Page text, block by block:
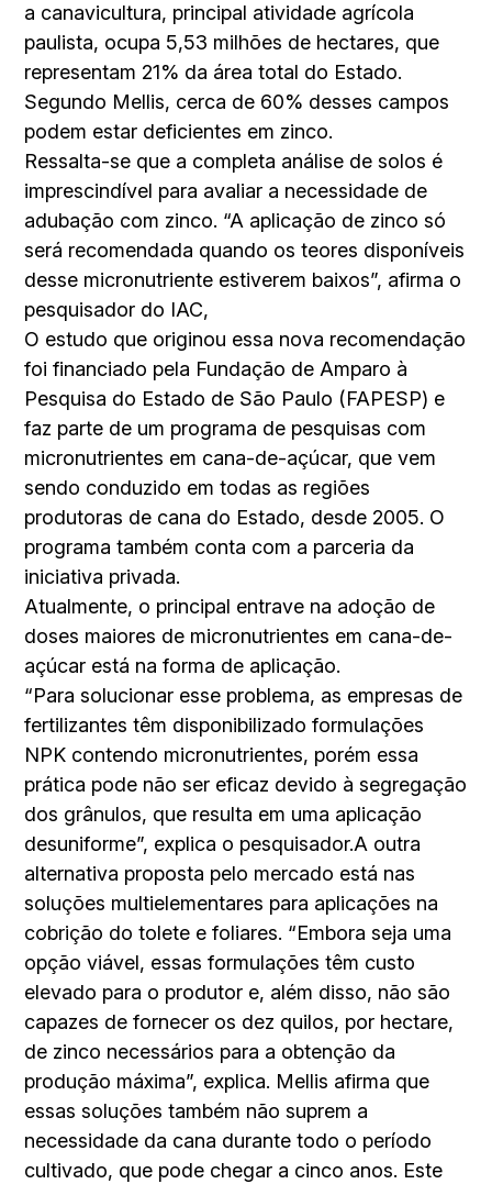
a canavicultura, principal atividade agrícola
paulista, ocupa 5,53 milhões de hectares, que
representam 21% da área total do Estado.
Segundo Mellis, cerca de 60% desses campos
podem estar deficientes em zinco.
Ressalta-se que a completa análise de solos é
imprescindível para avaliar a necessidade de
adubação com zinco. “A aplicação de zinco só
será recomendada quando os teores disponíveis
desse micronutriente estiverem baixos”, afirma o
pesquisador do IAC,
O estudo que originou essa nova recomendação
foi financiado pela Fundação de Amparo à
Pesquisa do Estado de São Paulo (FAPESP) e
faz parte de um programa de pesquisas com
micronutrientes em cana-de-açúcar, que vem
sendo conduzido em todas as regiões
produtoras de cana do Estado, desde 2005. O
programa também conta com a parceria da
iniciativa privada.
Atualmente, o principal entrave na adoção de
doses maiores de micronutrientes em cana-de-
açúcar está na forma de aplicação.
“Para solucionar esse problema, as empresas de
fertilizantes têm disponibilizado formulações
NPK contendo micronutrientes, porém essa
prática pode não ser eficaz devido à segregação
dos grânulos, que resulta em uma aplicação
desuniforme”, explica o pesquisador.A outra
alternativa proposta pelo mercado está nas
soluções multielementares para aplicações na
cobrição do tolete e foliares. “Embora seja uma
opção viável, essas formulações têm custo
elevado para o produtor e, além disso, não são
capazes de fornecer os dez quilos, por hectare,
de zinco necessários para a obtenção da
produção máxima”, explica. Mellis afirma que
essas soluções também não suprem a
necessidade da cana durante todo o período
cultivado, que pode chegar a cinco anos. Este